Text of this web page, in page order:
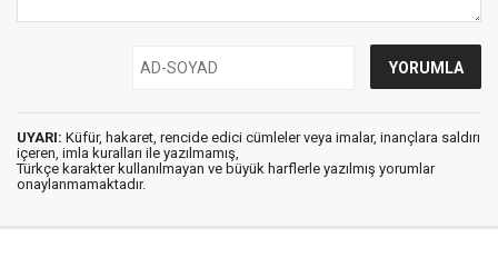
UYARI: Küfür, hakaret, rencide edici cümleler veya imalar, inançlara saldırı
içeren, imla kuralları ile yazılmamış,
Türkçe karakter kullanılmayan ve büyük harflerle yazılmış yorumlar
onaylanmamaktadır.